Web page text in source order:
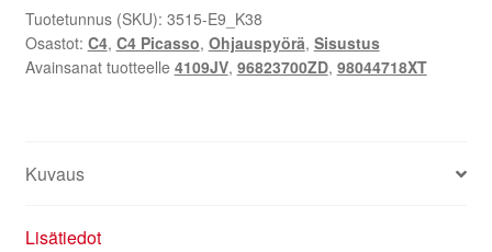
4109JV
määrä
Tuotetunnus (SKU): 3515-E9_K38
Osastot: C4, C4 Picasso, Ohjauspyörä, Sisustus
Avainsanat tuotteelle 4109JV, 96823700ZD, 98044718XT
Kuvaus
Lisätiedot